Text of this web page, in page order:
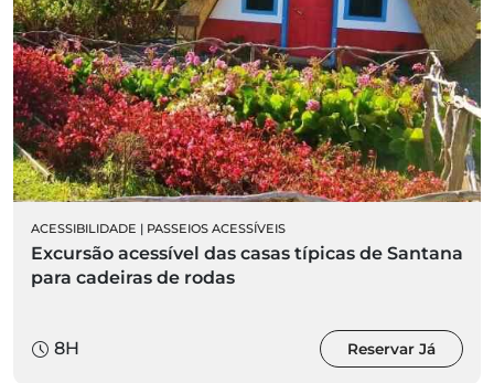
ACESSIBILIDADE | PASSEIOS ACESSÍVEIS
Excursão acessível das casas típicas de Santana
para cadeiras de rodas
8H Reservar Já